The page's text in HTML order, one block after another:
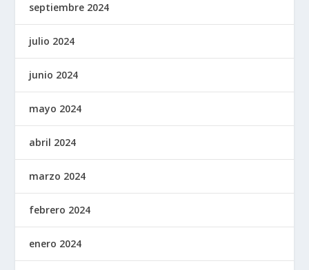
septiembre 2024
julio 2024
junio 2024
mayo 2024
abril 2024
marzo 2024
febrero 2024
enero 2024